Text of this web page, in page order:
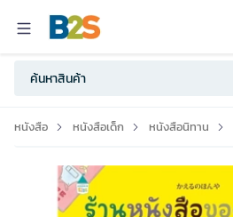
หนังสือ หนังสือเด็ก หนังสือนิทาน